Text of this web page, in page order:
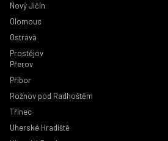
Nový Jičín
Olomouc
Ostrava
Prostějov
Přerov
Příbor
Rožnov pod Radhoštěm
Třinec
Uherské Hradiště